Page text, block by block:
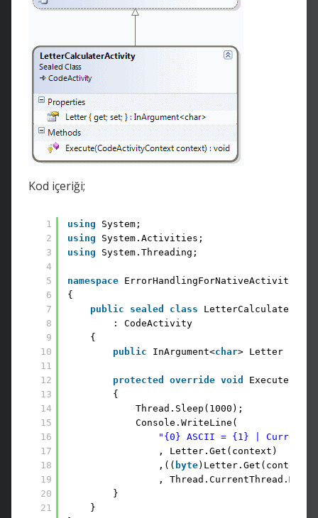
Kod içeriği;
1
2
3
4
5
6
7
8
9
10
11
12
13
14
15
16
17
18
19
20
21
using
System;
using
System.Activities;
using
System.Threading;
namespace ErrorHandlingForNativeActivities
{
public
sealed class
: CodeActivity
{
public
InArgument<char> Letter {
protected override void
{
Thread.Sleep(1000);
Console.WriteLine(
"{0} ASCII = {1} | Current
, Letter.Get(context)
,(( byte
,
}
}